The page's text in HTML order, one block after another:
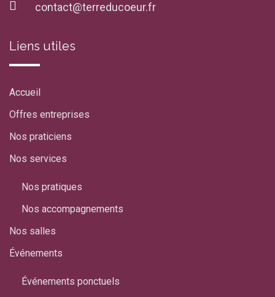
contact@terreducoeur.fr
Liens utiles
Accueil
Offres entreprises
Nos praticiens
Nos services
Nos pratiques
Nos accompagnements
Nos salles
Événements
Événements ponctuels